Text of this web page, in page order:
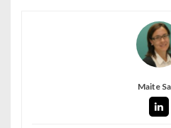
Maite